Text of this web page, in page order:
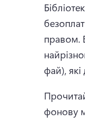
правом.
фай),
фонову